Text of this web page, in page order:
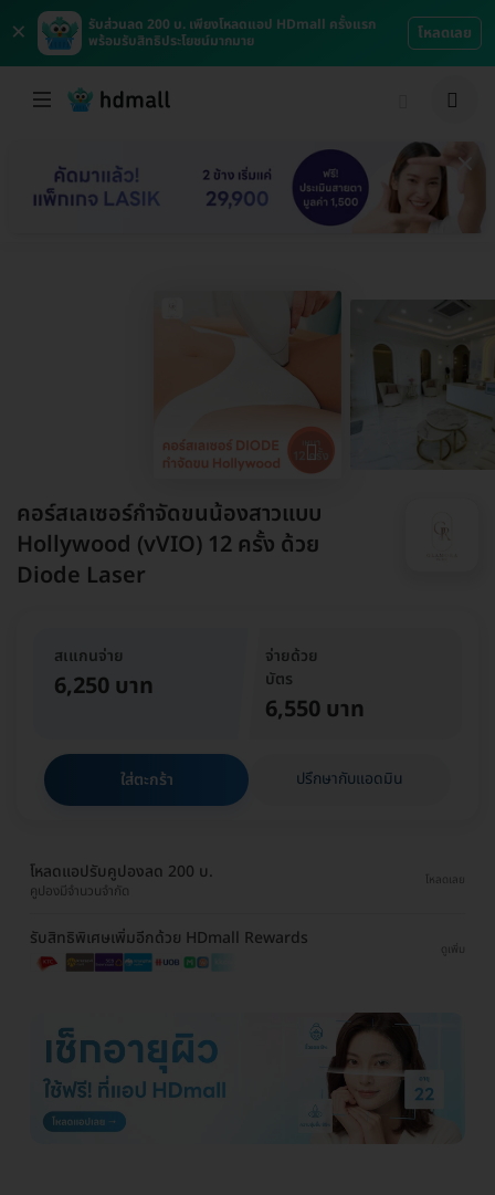
×
รับส่วนลด 200 บ. เพียงโหลดแอป HDmall ครั้งแรก
พร้อมรับสิทธิประโยชน์มากมาย
โหลดเลย
คอร์สเลเซอร์กำจัดขนน้องสาวแบบ
Hollywood (vVIO) 12 ครั้ง ด้วย
Diode Laser
จ่ายด้วย
บัตร
6,550 บาท
สเแกนจ่าย
6,250 บาท
ใส่ตะกร้า ปรึกษากับแอดมิน
โหลดแอปรับคูปองลด 200 บ.
คูปองมีจำนวนจำกัด
โหลดเลย
รับสิทธิพิเศษเพิ่มอีกด้วย HDmall Rewards
ดูเพิ่ม